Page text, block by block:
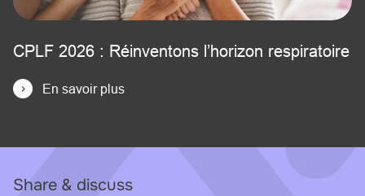
CPLF 2026 : Réinventons l’horizon respiratoire
En savoir plus
Share & discuss